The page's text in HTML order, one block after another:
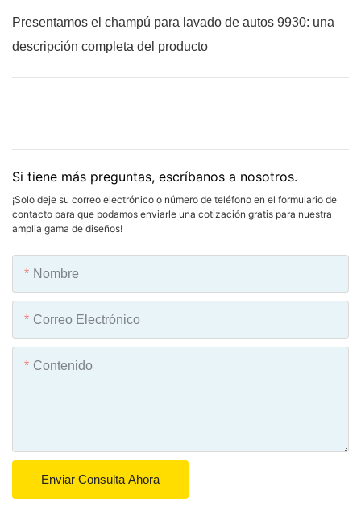
Presentamos el champú para lavado de autos 9930: una
descripción completa del producto
Si tiene más preguntas, escríbanos a nosotros.
¡Solo deje su correo electrónico o número de teléfono en el formulario de
contacto para que podamos enviarle una cotización gratis para nuestra
amplia gama de diseños!
Nombre
Correo Electrónico
Contenido
Enviar Consulta Ahora